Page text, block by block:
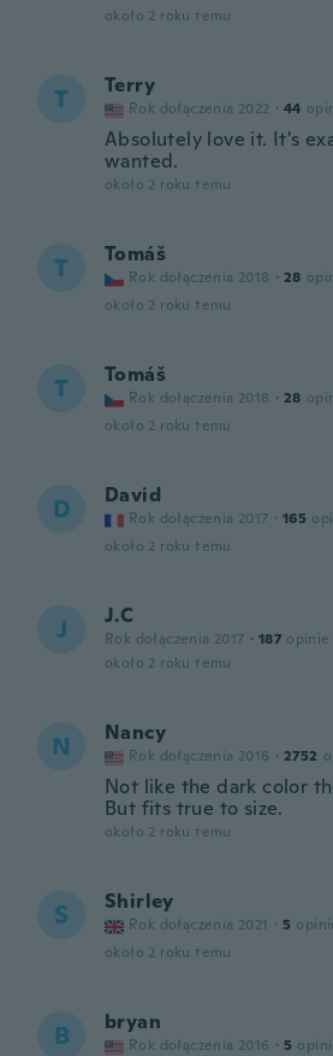
około 2 roku temu
T Terry
Rok dołączenia 2022 · 44
Absolutely love it. It's
wanted.
około 2 roku temu
T Tomáš
Rok dołączenia 2018 · 28
około 2 roku temu
T Tomáš
Rok dołączenia 2018 · 28
około 2 roku temu
D David
Rok dołączenia 2017 · 165
około 2 roku temu
J J.C
Rok dołączenia 2017 · 187 opinie
około 2 roku temu
N Nancy
Rok dołączenia 2016 · 2752
Not like the dark color
But fits true to size.
około 2 roku temu
S Shirley
Rok dołączenia 2021 · 5
około 2 roku temu
B bryan
Rok dołączenia 2016 · 5